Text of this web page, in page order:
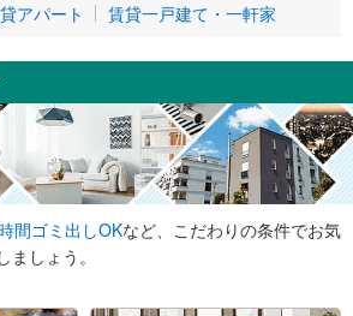
アパート 賃貸一戸建て・一軒家
間ゴミ出しOKなど、こだわりの条件でお気
しょう。